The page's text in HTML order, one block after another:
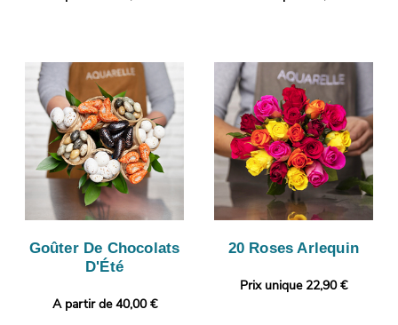
Goûter De Chocolats
D'Été
A partir de 40,00 €
20 Roses Arlequin
Prix unique 22,90 €